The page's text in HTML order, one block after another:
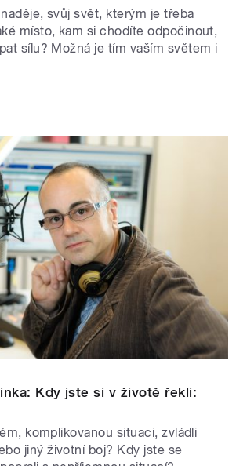
svůj svět, kterým je třeba
místo, kam si chodíte odpočinout,
sílu? Možná je tím vaším světem i
Kdy jste si v životě řekli:
komplikovanou situaci, zvládli
jiný životní boj? Kdy jste se